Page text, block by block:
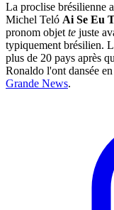
La proclise brésilienne
Michel Teló Ai Se Eu
pronom objet te juste
typiquement brésilien.
plus de 20 pays après
Ronaldo l'ont dansée
Grande News.